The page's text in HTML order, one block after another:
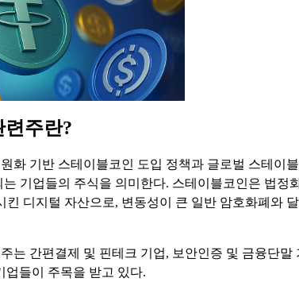
주란?
화 기반 스테이블코인 도입 정책과 글로벌 스테이
기업들의 주식을 의미한다. 스테이블코인은 법정
킨 디지털 자산으로, 변동성이 큰 일반 암호화폐와
는 간편결제 및 핀테크 기업, 보안인증 및 금융단말
업들이 주목을 받고 있다.